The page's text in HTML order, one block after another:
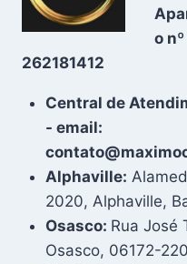
o nº
262181412
Central de
- email:
Alphaville:
2020, Alphaville,
Osasco: Rua José
Osasco, 06172-220